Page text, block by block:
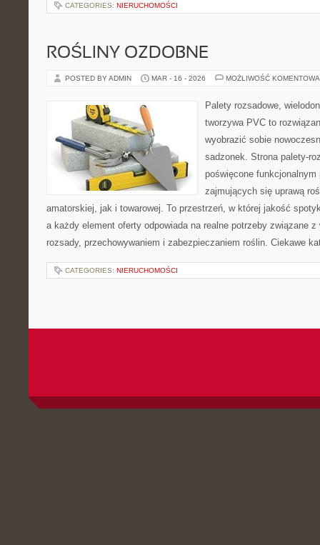
CATEGORIES: NIERUCHOMOŚCI
ROŚLINY OZDOBNE
POSTED BY ADMIN MAR - 16 - 2026 MOŻLIWOŚĆ
Palety rozsadowe,
tworzywa PVC to
wyobrazić sobie
sadzonek. Strona palety-
poświęcone funkcjonalnym
zajmujących się uprawą
amatorskiej, jak i towarowej. To przestrzeń, w której jakość
a każdy element oferty odpowiada na realne potrzeby związane
rozsady, przechowywaniem i zabezpieczaniem roślin. Ciekawe
CATEGORIES: NIERUCHOMOŚCI